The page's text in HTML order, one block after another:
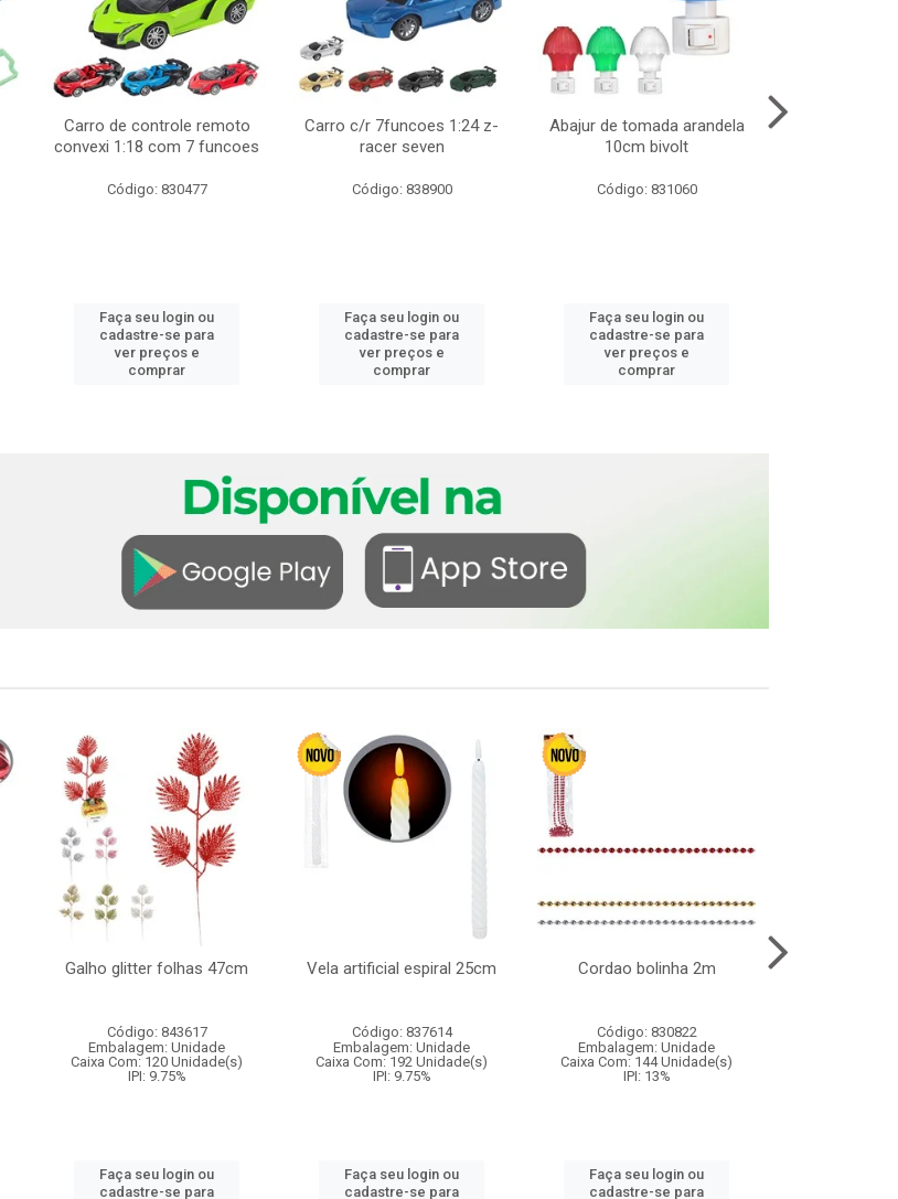
Carro de controle remoto
convexi 1:18 com 7 funcoes
Código: 830477
Faça seu login ou
cadastre-se para
ver preços e
comprar
Carro c/r 7funcoes 1:24 z-
racer seven
Código: 838900
Faça seu login ou
cadastre-se para
ver preços e
comprar
Abajur de tomada arandela
10cm bivolt
Código: 831060
Faça seu login ou
cadastre-se para
ver preços e
comprar
Galho glitter folhas 47cm
Código: 843617
Embalagem: Unidade
Caixa Com: 120 Unidade(s)
IPI: 9.75%
Faça seu login ou
cadastre-se para
Vela artificial espiral 25cm
Código: 837614
Embalagem: Unidade
Caixa Com: 192 Unidade(s)
IPI: 9.75%
Faça seu login ou
cadastre-se para
Cordao bolinha 2m
Código: 830822
Embalagem: Unidade
Caixa Com: 144 Unidade(s)
IPI: 13%
Faça seu login ou
cadastre-se para